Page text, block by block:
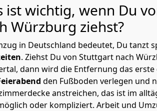
ist wichtig, wenn Du
Würzburg ziehst?
in Deutschland bedeutet, Du tanzt
. Ziehst Du von Stuttgart nach
dann wird die Entfernung das
den Fußboden verlegen und
anstreichen, das ist im
oder kompliziert. Arbeit und